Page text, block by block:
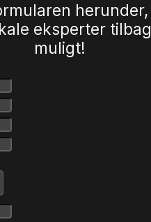
eksperter
muligt!